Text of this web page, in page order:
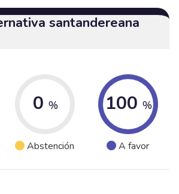
santandereana
0 %
Abstención
100 %
A favor